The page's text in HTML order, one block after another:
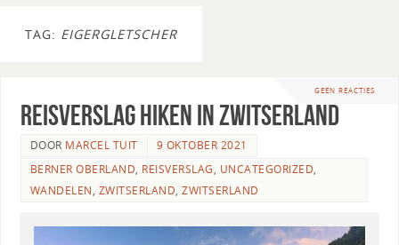
TAG: EIGERGLETSCHER
GEEN REACTIES
Reisverslag hiken in Zwitserland
DOOR MARCEL TUIT
9 OKTOBER 2021
BERNER OBERLAND, REISVERSLAG, UNCATEGORIZED,
WANDELEN, ZWITSERLAND,ZWITSERLAND